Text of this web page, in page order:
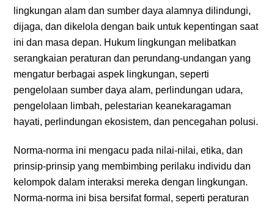
lingkungan alam dan sumber daya alamnya dilindungi,
dijaga, dan dikelola dengan baik untuk kepentingan saat
ini dan masa depan. Hukum lingkungan melibatkan
serangkaian peraturan dan perundang-undangan yang
mengatur berbagai aspek lingkungan, seperti
pengelolaan sumber daya alam, perlindungan udara,
pengelolaan limbah, pelestarian keanekaragaman
hayati, perlindungan ekosistem, dan pencegahan polusi.
Norma-norma ini mengacu pada nilai-nilai, etika, dan
prinsip-prinsip yang membimbing perilaku individu dan
kelompok dalam interaksi mereka dengan lingkungan.
Norma-norma ini bisa bersifat formal, seperti peraturan